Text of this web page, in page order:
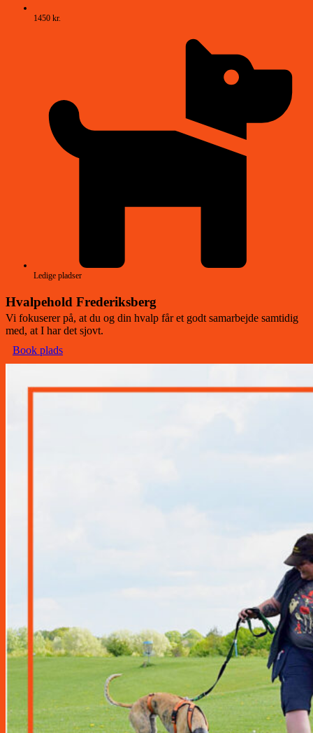
1450 kr.
Ledige pladser
Hvalpehold Frederiksberg
Vi fokuserer på, at du og din hvalp får et godt samarbejde samtidig
med, at I har det sjovt.
Book plads